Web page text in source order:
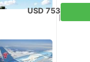
USD 753